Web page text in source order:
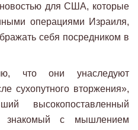
для США, которые
операциями Израиля,
себя посредником в
что они унаследуют
сухопутного вторжения»,
высокопоставленный
знакомый с мышлением